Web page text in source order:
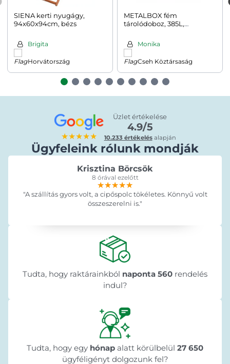
SIENA kerti nyugágy,
94x60x94cm, bézs
Brigita
Horvátország
METALBOX fém
tárolódoboz, 385L,
Monika
Cseh Köztársaság
★★★★★
Üzlet értékelése
4.9/5
10.233 értékelésalapján
Ügyfeleink rólunk mondják
Krisztina Börcsök
8 órával ezelőtt
★★★★★
★★★★★
★★★★★
"A szállítás gyors volt, a cipőspolc tökéletes. Könnyű volt
összeszerelni is."
Tudta, hogy raktárainkból naponta 560 rendelés
indul?
Tudta, hogy egy hónap alatt körülbelül 27 650
ügyféligényt dolgozunk fel?